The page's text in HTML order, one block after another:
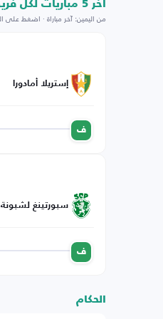
اخر 5 مباريات لكل فريق
من اليمين: آخر مباراة · اضغط
إستريلا أمادورا
ف
سبورتينغ لشبونة
ف
الحكام